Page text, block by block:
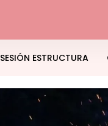
SESIÓN ESTRUCTURA